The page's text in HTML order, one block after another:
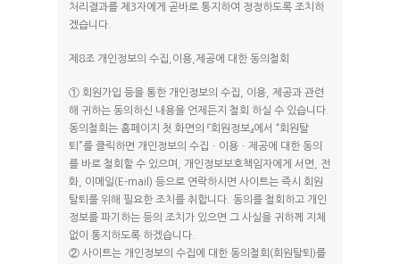
처리결과를 제3자에게 곧바로 통지하여 정정하도록 조치하
겠습니다.
제8조 개인정보의 수집,이용,제공에 대한 동의철회
① 회원가입 등을 통한 개인정보의 수집, 이용, 제공과 관련
해 귀하는 동의하신 내용을 언제든지 철회 하실 수 있습니다.
동의철회는 홈페이지 첫 화면의 『회원정보』에서 “회원탈
퇴”를 클릭하면 개인정보의 수집ㆍ이용ㆍ제공에 대한 동의
를 바로 철회할 수 있으며, 개인정보보호책임자에게 서면, 전
화, 이메일(E-mail) 등으로 연락하시면 사이트는 즉시 회원
탈퇴를 위해 필요한 조치를 취합니다. 동의를 철회하고 개인
정보를 파기하는 등의 조치가 있으면 그 사실을 귀하께 지체
없이 통지하도록 하겠습니다.
② 사이트는 개인정보의 수집에 대한 동의철회(회원탈퇴)를